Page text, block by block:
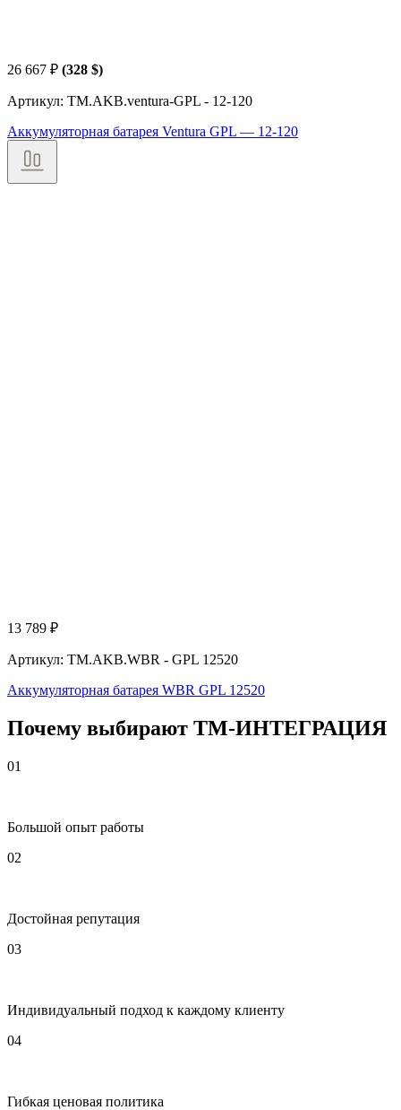
26 667 ₽ (328 $)
Артикул: TM.AKB.ventura-GPL - 12-120
Аккумуляторная батарея Ventura GPL — 12-120
13 789 ₽
Артикул: TM.AKB.WBR - GPL 12520
Аккумуляторная батарея WBR GPL 12520
Почему выбирают ТМ-ИНТЕГРАЦИЯ
01
Большой опыт работы
02
Достойная репутация
03
Индивидуальный подход к каждому клиенту
04
Гибкая ценовая политика